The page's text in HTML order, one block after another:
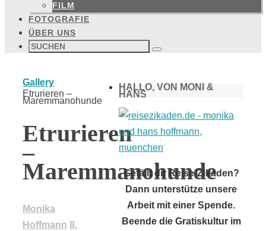
FILM
FOTOGRAFIE
ÜBER UNS
Suchen
nach: Suchen
Start
Gallery
Etrurieren –
Maremmanohunde
Etrurieren
–
Maremmanohunde
Monika
Hoffmann 8.
HALLO, VON MONI &
HANS
Gefällt dir Reise-Zikaden?
Dann unterstütze unsere
Arbeit mit einer Spende.
Beende die Gratiskultur im